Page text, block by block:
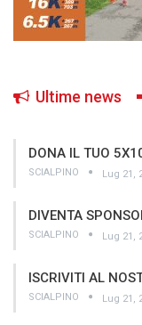
Ultime news
DONA IL TUO
SCIALPINO Lug 21,
DIVENTA
SCIALPINO Lug 21,
ISCRIVITI AL
SCIALPINO Lug 21,